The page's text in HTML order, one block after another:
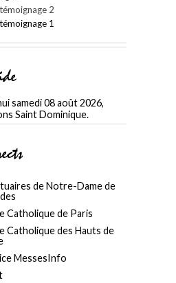
2
1
samedi 08 août 2026,
Saint Dominique.
de Notre-Dame de
Catholique de Paris
Catholique des Hauts de
MessesInfo